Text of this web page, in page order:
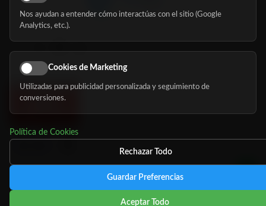
Síguenos
© Copyright 2026 MundoMayor Aviso de privacidad
Aviso
Nos ayudan a entender cómo interactúas con el sitio (Google
Analytics, etc.).
Cookies de Marketing
Utilizadas para publicidad personalizada y seguimiento de
conversiones.
Política de Cookies
Rechazar Todo
Guardar Preferencias
Aceptar Todo